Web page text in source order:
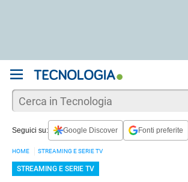
Seguici su: Google Discover Fonti preferite
HOME STREAMING E SERIE TV
STREAMING E SERIE TV